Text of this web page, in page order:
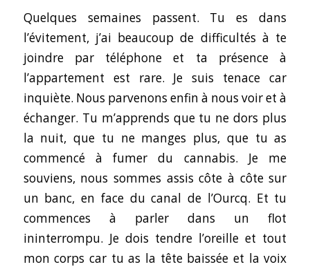
Quelques semaines passent. Tu es dans
l’évitement, j’ai beaucoup de difficultés à te
joindre par téléphone et ta présence à
l’appartement est rare. Je suis tenace car
inquiète. Nous parvenons enfin à nous voir et à
échanger. Tu m’apprends que tu ne dors plus
la nuit, que tu ne manges plus, que tu as
commencé à fumer du cannabis. Je me
souviens, nous sommes assis côte à côte sur
un banc, en face du canal de l’Ourcq. Et tu
commences à parler dans un flot
ininterrompu. Je dois tendre l’oreille et tout
mon corps car tu as la tête baissée et la voix